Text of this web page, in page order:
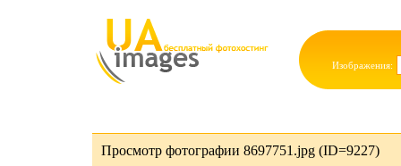
Изображения:
Просмотр фотографии 8697751.jpg (ID=9227)